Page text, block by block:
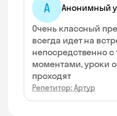
А
Анонимный
Очень классный
всегда идет на
непосредственно
моментами, уроки
проходят
Репетитор: Артур